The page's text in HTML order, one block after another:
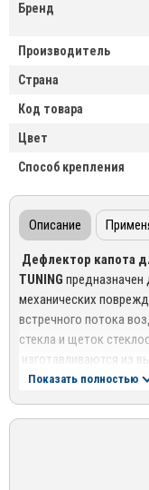
Бренд
Производитель
Страна
Код товара
Цвет
Способ крепления
Описание
Дефлектор капота
TUNING
механических
встречного потока
стекла и щеток
изготавливаются из
стекла толщиной в
накапливание грязи
Грязь легко
автомобиля.
расстоянии от капота
Показать полностью